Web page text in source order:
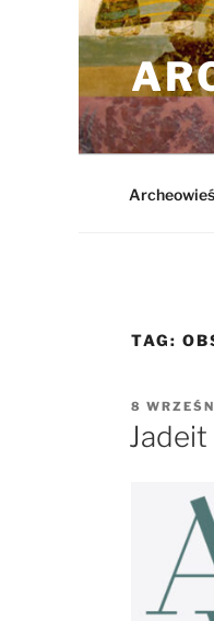
Przejdź
do
treści
TAG:
W
8
Jadeit